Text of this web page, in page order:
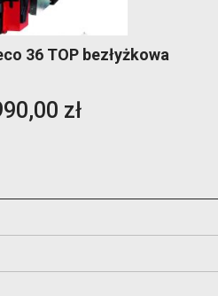
36 TOP bezłyżkowa
zł